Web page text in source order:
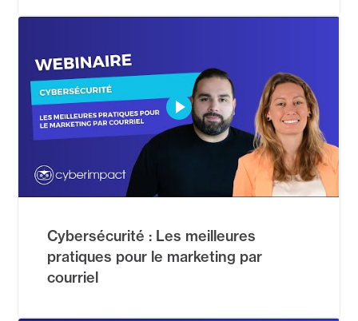
Cybersécurité : Les meilleures
pratiques pour le marketing par
courriel